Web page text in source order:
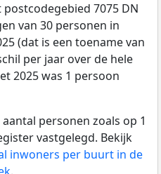
7075 DN
van 30 personen in
(dat is een toename van
per jaar over de hele
2025 was 1 persoon
personen zoals op 1
vastgelegd. Bekijk
inwoners per buurt in de